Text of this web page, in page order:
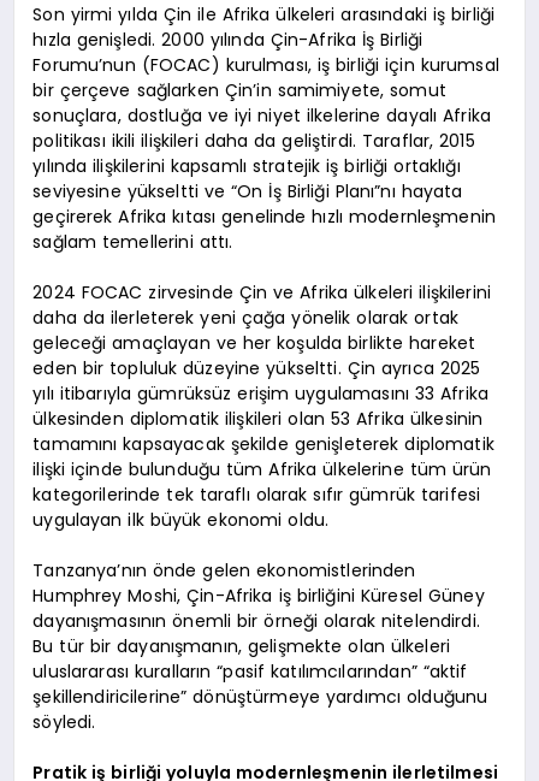
Son yirmi yılda Çin ile Afrika ülkeleri arasındaki iş birliği
hızla genişledi. 2000 yılında Çin-Afrika İş Birliği
Forumu’nun (FOCAC) kurulması, iş birliği için kurumsal
bir çerçeve sağlarken Çin’in samimiyete, somut
sonuçlara, dostluğa ve iyi niyet ilkelerine dayalı Afrika
politikası ikili ilişkileri daha da geliştirdi. Taraflar, 2015
yılında ilişkilerini kapsamlı stratejik iş birliği ortaklığı
seviyesine yükseltti ve “On İş Birliği Planı”nı hayata
geçirerek Afrika kıtası genelinde hızlı modernleşmenin
sağlam temellerini attı.
2024 FOCAC zirvesinde Çin ve Afrika ülkeleri ilişkilerini
daha da ilerleterek yeni çağa yönelik olarak ortak
geleceği amaçlayan ve her koşulda birlikte hareket
eden bir topluluk düzeyine yükseltti. Çin ayrıca 2025
yılı itibarıyla gümrüksüz erişim uygulamasını 33 Afrika
ülkesinden diplomatik ilişkileri olan 53 Afrika ülkesinin
tamamını kapsayacak şekilde genişleterek diplomatik
ilişki içinde bulunduğu tüm Afrika ülkelerine tüm ürün
kategorilerinde tek taraflı olarak sıfır gümrük tarifesi
uygulayan ilk büyük ekonomi oldu.
Tanzanya’nın önde gelen ekonomistlerinden
Humphrey Moshi, Çin-Afrika iş birliğini Küresel Güney
dayanışmasının önemli bir örneği olarak nitelendirdi.
Bu tür bir dayanışmanın, gelişmekte olan ülkeleri
uluslararası kuralların “pasif katılımcılarından” “aktif
şekillendiricilerine” dönüştürmeye yardımcı olduğunu
söyledi.
Pratik iş birliği yoluyla modernleşmenin ilerletilmesi